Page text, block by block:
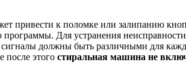
привести к поломке или залипанию
программы. Для устранения
должны быть различными для
после этого стиральная машина не